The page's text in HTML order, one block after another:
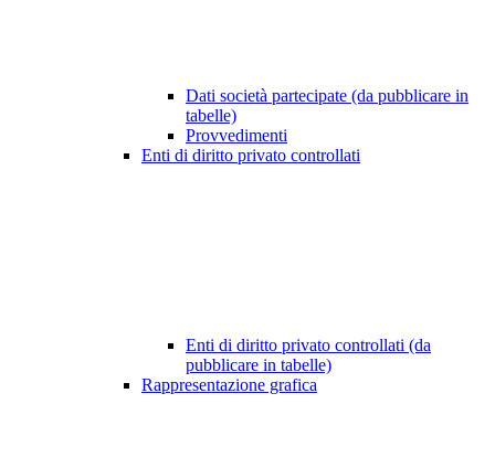
Dati società partecipate (da pubblicare in
tabelle)
Provvedimenti
Enti di diritto privato controllati
Enti di diritto privato controllati (da
pubblicare in tabelle)
Rappresentazione grafica